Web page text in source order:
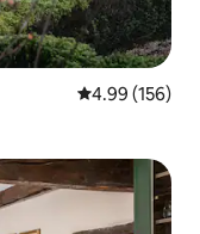
レビュー156
4.99 (156)